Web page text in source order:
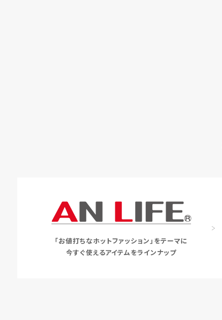
「お値打ちなホットファッション」をテーマに
今すぐ使えるアイテムをラインナップ